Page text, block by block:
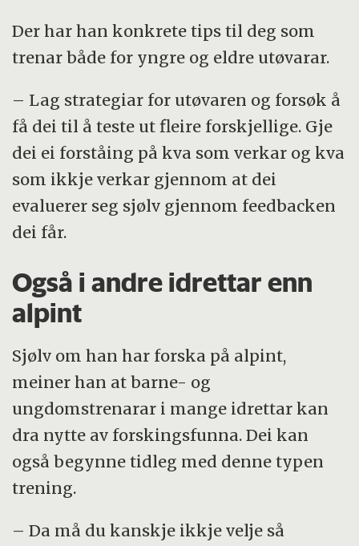
Der har han konkrete tips til deg som
trenar både for yngre og eldre utøvarar.
– Lag strategiar for utøvaren og forsøk å
få dei til å teste ut fleire forskjellige. Gje
dei ei forståing på kva som verkar og kva
som ikkje verkar gjennom at dei
evaluerer seg sjølv gjennom feedbacken
dei får.
Også i andre idrettar enn
alpint
Sjølv om han har forska på alpint,
meiner han at barne- og
ungdomstrenarar i mange idrettar kan
dra nytte av forskingsfunna. Dei kan
også begynne tidleg med denne typen
trening.
– Da må du kanskje ikkje velje så